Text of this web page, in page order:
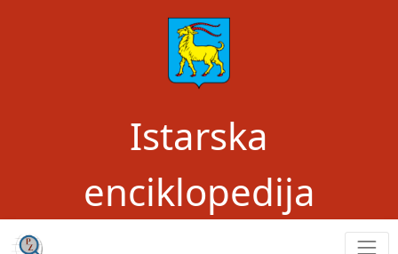
Istarska
enciklopedija